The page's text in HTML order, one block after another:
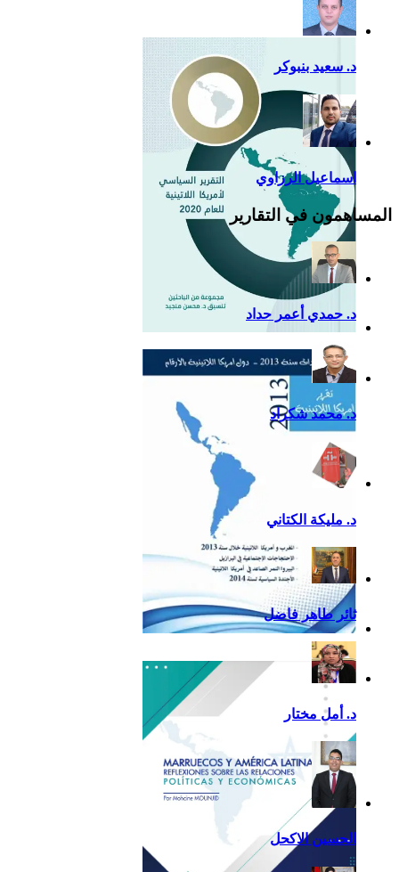
التقرير السياسي لأمريكا
اللاتينية للعام 2020
تقرير أمريكا اللاتينية لسنة
2013
د. سعيد بنبوكر
اسماعيل الرزاوي
المساهمون في التقارير
د. حمدي أعمر حداد
د. محمد شكراد
د. مليكة الكتاني
ثائر طاهر فاضل
د. أمل مختار
الحسين الاكحل